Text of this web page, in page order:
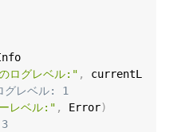
ログレベル:" ,
currentL
レベル: 1
レベル:" , Error)